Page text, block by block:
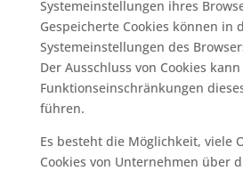
Systemeinstellungen ihres
Gespeicherte Cookies können in
Systemeinstellungen des
Der Ausschluss von Cookies kann
Funktionseinschränkungen
führen.
Es besteht die Möglichkeit, viele
Cookies von Unternehmen über